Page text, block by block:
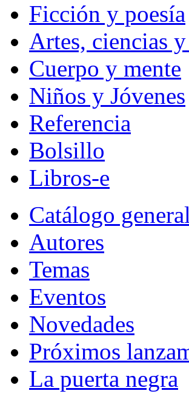
Ficción y poesía
Artes, ciencias
Cuerpo y mente
Niños y Jóvenes
Referencia
Bolsillo
Libros-e
Catálogo general
Autores
Temas
Eventos
Novedades
Próximos
La puerta negra